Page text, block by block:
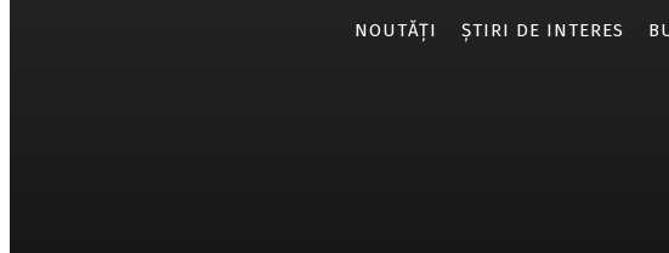
NOUTĂȚI ȘTIRI DE INTERES